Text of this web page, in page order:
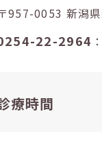
〒957-
22-2964
療時間